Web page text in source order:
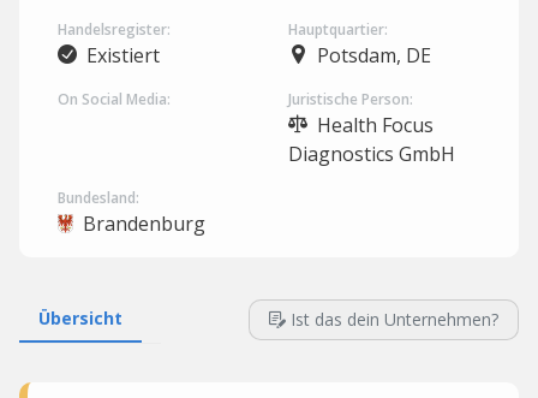
Handelsregister:
Existiert
Hauptquartier:
Potsdam, DE
On Social Media: Juristische Person:
Health Focus
Diagnostics GmbH
Bundesland:
Brandenburg
Übersicht Ist das dein Unternehmen?